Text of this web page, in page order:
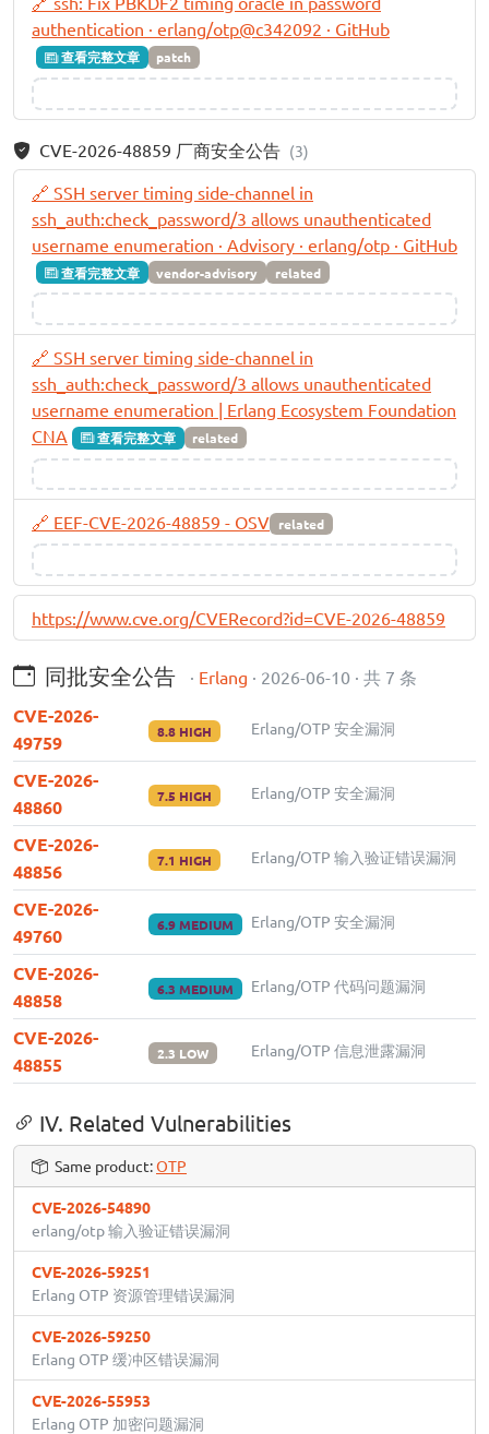
authentication · erlang/otp@c342092 · GitHub
查看完整文章 patch
CVE-2026-48859 厂商安全公告 (3)
🔗 SSH server timing side-channel in
ssh_auth:check_password/3 allows unauthenticated
username enumeration · Advisory · erlang/otp · GitHub
查看完整文章 vendor-advisory related
🔗 SSH server timing side-channel in
ssh_auth:check_password/3 allows unauthenticated
username enumeration | Erlang Ecosystem Foundation
CNA
查看完整文章 related
🔗 EEF-CVE-2026-48859 - OSV related
https://www.cve.org/CVERecord?id=CVE-2026-48859
同批安全公告 · Erlang · 2026-06-10 · 共 7 条
CVE-2026-
49759
8.8 HIGH Erlang/OTP 安全漏洞
CVE-2026-
48860
7.5 HIGH Erlang/OTP 安全漏洞
CVE-2026-
48856
7.1 HIGH Erlang/OTP 输入验证错误漏洞
CVE-2026-
49760
6.9 MEDIUM Erlang/OTP 安全漏洞
CVE-2026-
48858
6.3 MEDIUM Erlang/OTP 代码问题漏洞
CVE-2026-
48855
2.3 LOW Erlang/OTP 信息泄露漏洞
IV. Related Vulnerabilities
Same product:OTP
CVE-2026-54890
erlang/otp 输入验证错误漏洞
CVE-2026-59251
Erlang OTP 资源管理错误漏洞
CVE-2026-59250
Erlang OTP 缓冲区错误漏洞
CVE-2026-55953
Erlang OTP 加密问题漏洞